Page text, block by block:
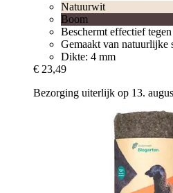
Natuurwit
Boom
Beschermt effectief
Gemaakt van natuurlijke
Dikte: 4 mm
€ 23,49
Bezorging uiterlijk op 13.